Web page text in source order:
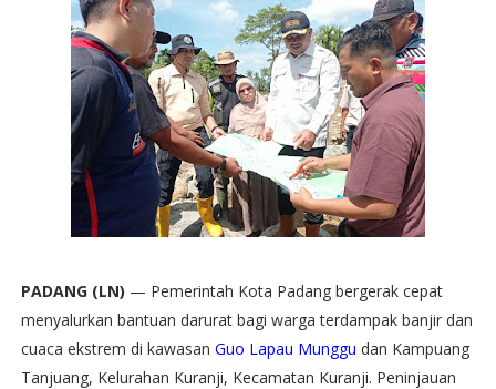
PADANG (LN) — Pemerintah Kota Padang bergerak cepat
menyalurkan bantuan darurat bagi warga terdampak banjir dan
cuaca ekstrem di kawasan Guo Lapau Munggu dan Kampuang
Tanjuang, Kelurahan Kuranji, Kecamatan Kuranji. Peninjauan